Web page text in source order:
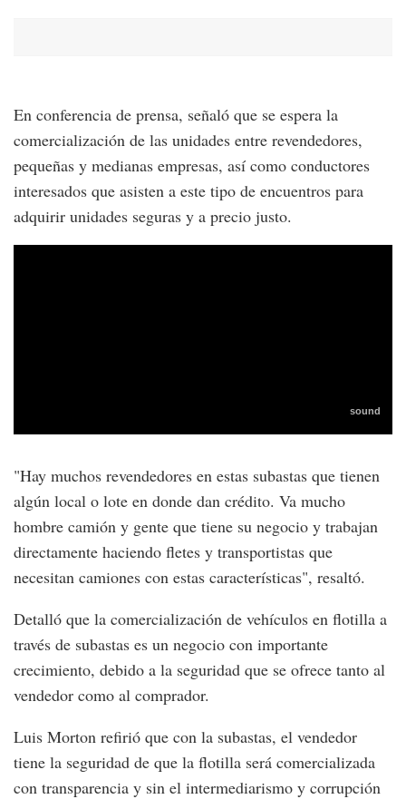
En conferencia de prensa, señaló que se espera la
comercialización de las unidades entre revendedores,
pequeñas y medianas empresas, así como conductores
interesados que asisten a este tipo de encuentros para
adquirir unidades seguras y a precio justo.
"Hay muchos revendedores en estas subastas que tienen
algún local o lote en donde dan crédito. Va mucho
hombre camión y gente que tiene su negocio y trabajan
directamente haciendo fletes y transportistas que
necesitan camiones con estas características", resaltó.
Detalló que la comercialización de vehículos en flotilla a
través de subastas es un negocio con importante
crecimiento, debido a la seguridad que se ofrece tanto al
vendedor como al comprador.
Luis Morton refirió que con la subastas, el vendedor
tiene la seguridad de que la flotilla será comercializada
con transparencia y sin el intermediarismo y corrupción